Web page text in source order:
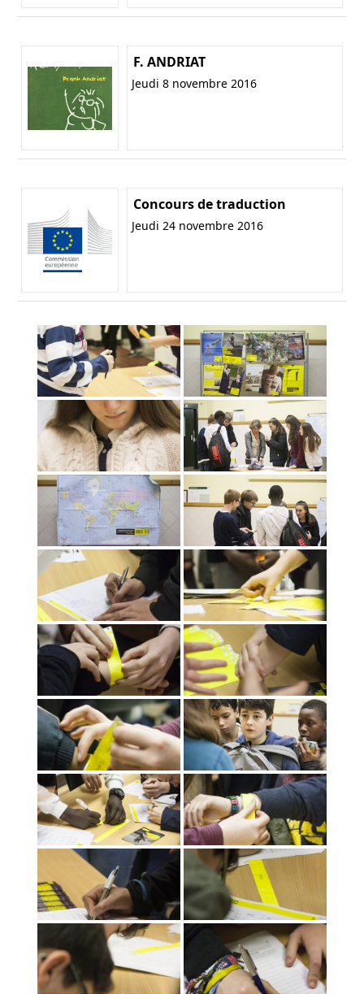
F. ANDRIAT
Jeudi 8 novembre 2016
Concours de traduction
Jeudi 24 novembre 2016